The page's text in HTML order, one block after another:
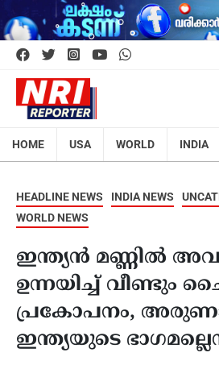
HOME USA WORLD INDIA
HEADLINE NEWS INDIA NEWS
WORLD NEWS
ഇന്ത്യന്‍ മണ്ണില്‍
ഉന്നയിച്ച് വീണ്ടും
പ്രകോപനം,
ഇന്ത്യയുടെ